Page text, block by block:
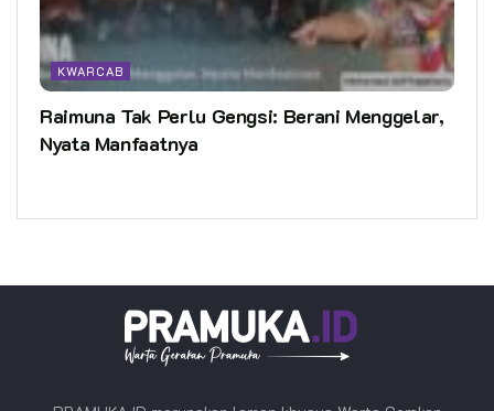
KWARCAB
Raimuna Tak Perlu Gengsi: Berani Menggelar,
Nyata Manfaatnya